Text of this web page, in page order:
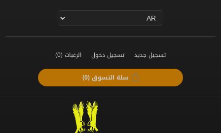
تسجيل جديد تسجيل دخول الرغبات(0)
سلة التسوق(0)